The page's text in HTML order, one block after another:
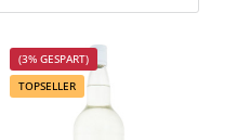
(3% GESPART)
TOPSELLER